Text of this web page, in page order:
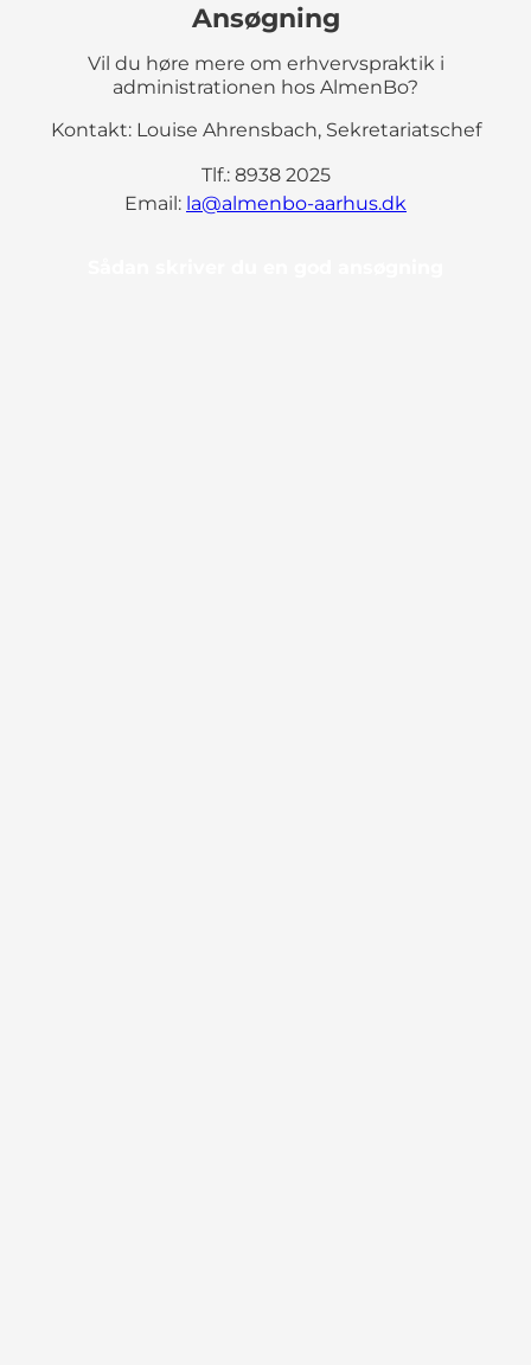
Ansøgning
Vil du høre mere om erhvervspraktik i
administrationen hos AlmenBo?
Kontakt: Louise Ahrensbach, Sekretariatschef
Tlf.: 8938 2025
Email: la@almenbo-aarhus.dk